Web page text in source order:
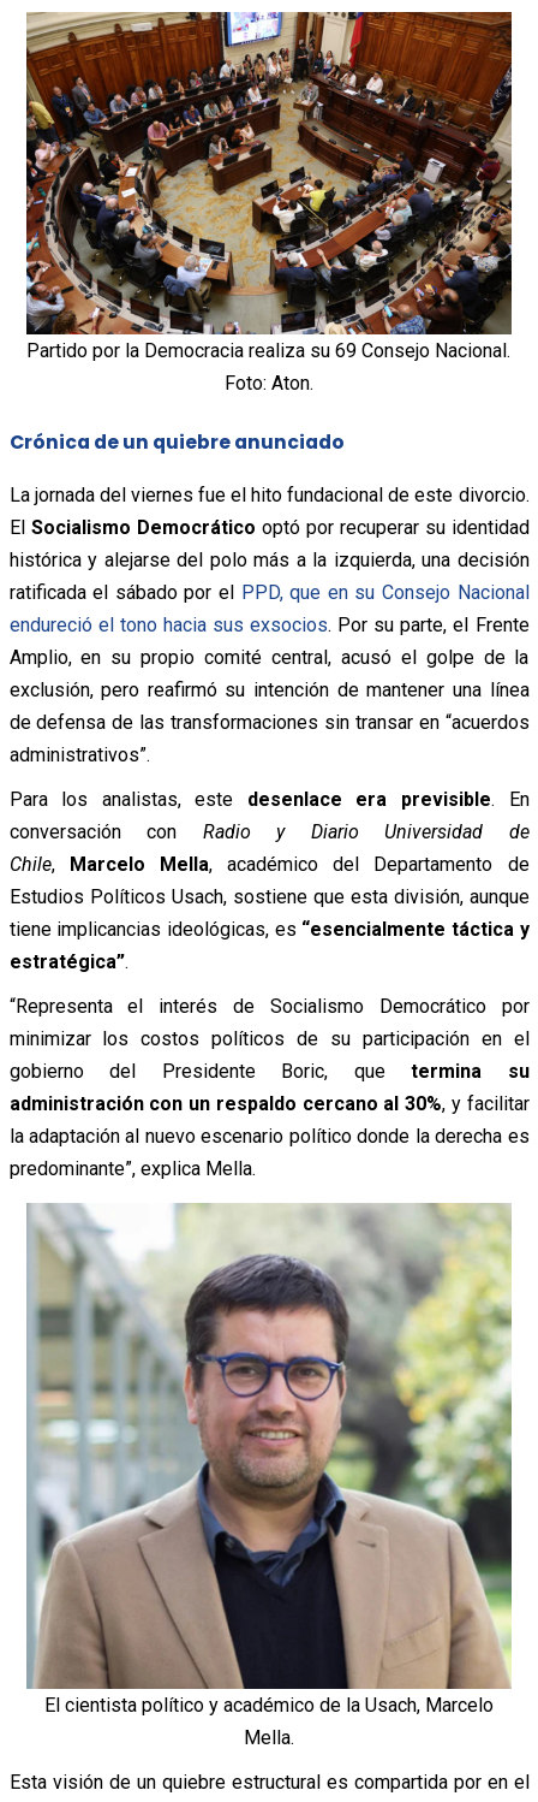
Partido por la Democracia realiza su 69 Consejo Nacional.
Foto: Aton.
Crónica de un quiebre anunciado
La jornada del viernes fue el hito fundacional de este divorcio.
El Socialismo Democrático optó por recuperar su identidad
histórica y alejarse del polo más a la izquierda, una decisión
ratificada el sábado por el
PPD, que en su Consejo Nacional
endureció el tono hacia sus exsocios. Por su parte, el Frente
Amplio, en su propio comité central, acusó el golpe de la
exclusión, pero reafirmó su intención de mantener una línea
de defensa de las transformaciones sin transar en “acuerdos
administrativos”.
Para los analistas, este desenlace era previsible. En
conversación con Radio y Diario Universidad de
Chile, Marcelo Mella, académico del Departamento de
Estudios Políticos Usach, sostiene que esta división, aunque
tiene implicancias ideológicas, es “esencialmente táctica y
estratégica”.
“Representa el interés de Socialismo Democrático por
minimizar los costos políticos de su participación en el
gobierno del Presidente Boric, que termina su
administración con un respaldo cercano al 30%, y facilitar
la adaptación al nuevo escenario político donde la derecha es
predominante”, explica Mella.
El cientista político y académico de la Usach, Marcelo
Mella.
Esta visión de un quiebre estructural es compartida por en el